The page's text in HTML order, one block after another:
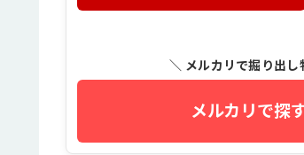
＼ メルカリで掘り出し
メルカリで探